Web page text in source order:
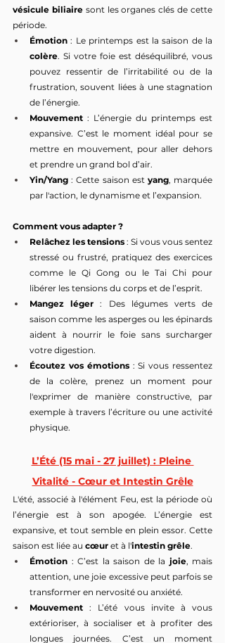
vésicule biliaire sont les organes clés de cette
période.
Émotion
colère. Si votre foie est déséquilibré, vous
pouvez ressentir de l’irritabilité ou de la
frustration, souvent liées à une stagnation
de l’énergie.
Mouvement : L’énergie du printemps est
expansive. C’est le moment idéal pour se
mettre en mouvement, pour aller dehors
et prendre un grand bol d’air.
Yin/Yang : Cette saison est yang, marquée
par l'action, le dynamisme et l’expansion.
Comment vous adapter ?
Relâchez les tensions : Si vous vous sentez
stressé ou frustré, pratiquez des exercices
comme le Qi Gong ou le Tai Chi pour
libérer les tensions du corps et de l’esprit.
Mangez léger : Des légumes verts de
saison comme les asperges ou les épinards
aident à nourrir le foie sans surcharger
votre digestion.
Écoutez vos émotions : Si vous ressentez
de la colère, prenez un moment pour
l'exprimer de manière constructive, par
exemple à travers l’écriture ou une activité
physique.
L’Été (15 mai - 27 juillet) : Pleine
Vitalité - Cœur et Intestin Grêle
L'été, associé à l'élément Feu, est la période où
l’énergie est à son apogée. L’énergie est
expansive, et tout semble en plein essor. Cette
saison est liée au cœur et à l'intestin grêle.
Émotion : C’est la saison de la joie, mais
attention, une joie excessive peut parfois se
transformer en nervosité ou anxiété.
Mouvement : L’été vous invite à vous
extérioriser, à socialiser et à profiter des
longues journées. C’est un moment